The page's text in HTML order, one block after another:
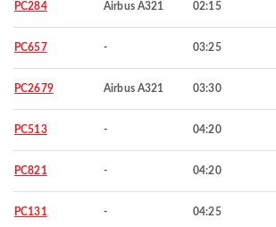
PC284 Airbus A321 02:15
PC657 - 03:25
PC2679 Airbus A321 03:30
PC513 - 04:20
PC821 - 04:20
PC131 - 04:25